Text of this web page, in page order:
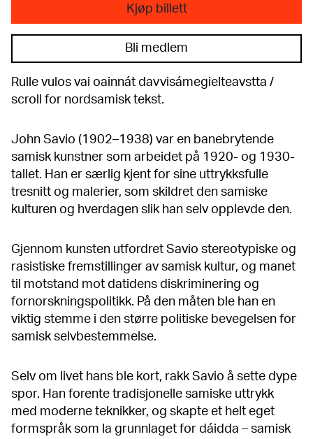
Kjøp billett
Bli medlem
Rulle vulos vai oainnát davvisámegielteavstta /
scroll for nordsamisk tekst.
John Savio (1902–1938) var en banebrytende
samisk kunstner som arbeidet på 1920- og 1930-
tallet. Han er særlig kjent for sine uttrykksfulle
tresnitt og malerier, som skildret den samiske
kulturen og hverdagen slik han selv opplevde den.
Gjennom kunsten utfordret Savio stereotypiske og
rasistiske fremstillinger av samisk kultur, og manet
til motstand mot datidens diskriminering og
fornorskningspolitikk. På den måten ble han en
viktig stemme i den større politiske bevegelsen for
samisk selvbestemmelse.
Selv om livet hans ble kort, rakk Savio å sette dype
spor. Han forente tradisjonelle samiske uttrykk
med moderne teknikker, og skapte et helt eget
formspråk som la grunnlaget for dáidda – samisk